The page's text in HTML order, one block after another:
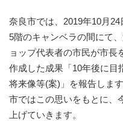
奈良市では、2019年10月
5階のキャンベラの間にて
ョップ代表者の市民が市長
作成した成果「10年後に目
将来像等(案)」を報告します
市ではこの思いをもとに、
上げていきます。